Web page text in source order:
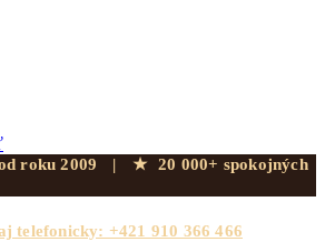
roku 2009 | ★
20 000+ spokojných
telefonicky: +421 910 366 466